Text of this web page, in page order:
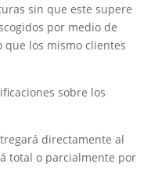
sin que este supere
por medio de
que los mismo clientes
sobre los
directamente al
total o parcialmente por